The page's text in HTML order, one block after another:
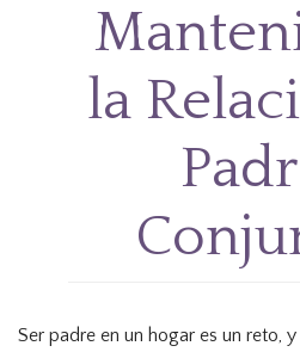
la
Ser padre en un hogar es un reto,